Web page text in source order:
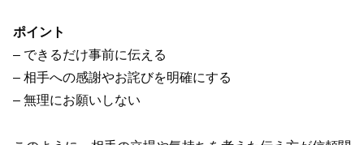
ポイント
– できるだけ事前に伝える
– 相手への感謝やお詫びを明確にする
– 無理にお願いしない